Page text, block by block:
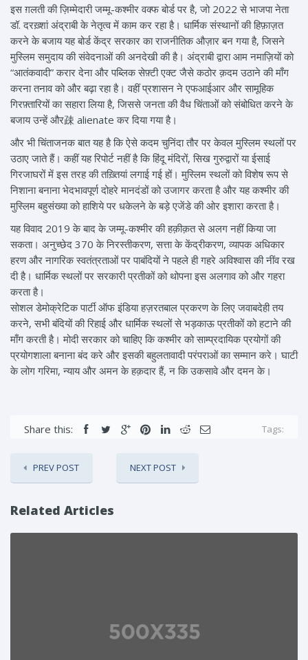
इस ग़लती की ज़िम्मेदारी जम्मू-कश्मीर वक्फ बोर्ड पर है, जो 2022 से भाजपा नेता
डॉ. दरख़्शां अंद्राबी के नेतृत्व में काम कर रहा है। धार्मिक संस्थानों की हिफ़ाज़त
करने के बजाय यह बोर्ड केंद्र सरकार का राजनीतिक औज़ार बन गया है, जिसने
मुस्लिम समुदाय की संवेदनाओं की अनदेखी की है। अंद्राबी द्वारा आम नमाज़ियों को
“आतंकवादी” करार देना और पब्लिक सेफ़्टी एक्ट जैसे कठोर क़दम उठाने की माँग
करना तनाव को और बढ़ा रहा है। वहीं प्रशासन ने एफआईआर और सामूहिक
गिरफ़्तारियों का सहारा लिया है, जिससे जनता की वैध चिंताओं को संबोधित करने के
बजाय उन्हें और疎 alienate कर दिया गया है।
और भी चिंताजनक बात यह है कि ऐसे कदम चुनिंदा तौर पर केवल मुस्लिम स्थलों पर
उठाए जाते हैं। कहीं यह रिपोर्ट नहीं है कि हिंदू मंदिरों, सिख गुरुद्वारों या ईसाई
गिरजाघरों में इस तरह की तख़्तियां लगाई गई हों। मुस्लिम स्थलों को विशेष रूप से
निशाना बनाना भेदभावपूर्ण दोहरे मानदंडों को उजागर करता है और यह कश्मीर की
मुस्लिम बहुसंख्या को हाशिये पर धकेलने के बड़े एजेंडे की ओर इशारा करता है।
यह विवाद 2019 के बाद के जम्मू-कश्मीर की हक़ीक़त से अलग नहीं किया जा
सकता। अनुच्छेद 370 के निरस्तीकरण, सत्ता के केंद्रीकरण, व्यापक अधिकार
हरण और नागरिक स्वतंत्रताओं पर पाबंदियों ने पहले ही गहरे अविश्वास की नींव रख
दी है। धार्मिक स्थलों पर सरकारी प्रतीकों को थोपना इस अलगाव को और गहरा
करता है।
सोशल डेमोक्रेटिक पार्टी ऑफ इंडिया हज़रतबाल प्रकरण के लिए जवाबदेही तय
करने, सभी बंदियों की रिहाई और धार्मिक स्थलों से भड़काऊ प्रतीकों को हटाने की
माँग करती है। मोदी सरकार को चाहिए कि कश्मीर को साम्प्रदायिक प्रयोगों की
प्रयोगशाला बनाना बंद करे और इसकी बहुलतावादी परंपराओं का सम्मान करे। घाटी
के लोग गरिमा, न्याय और अमन के हक़दार हैं, न कि उकसावे और दमन के।
Share this: Tags:
PREV POST NEXT POST
Related Articles